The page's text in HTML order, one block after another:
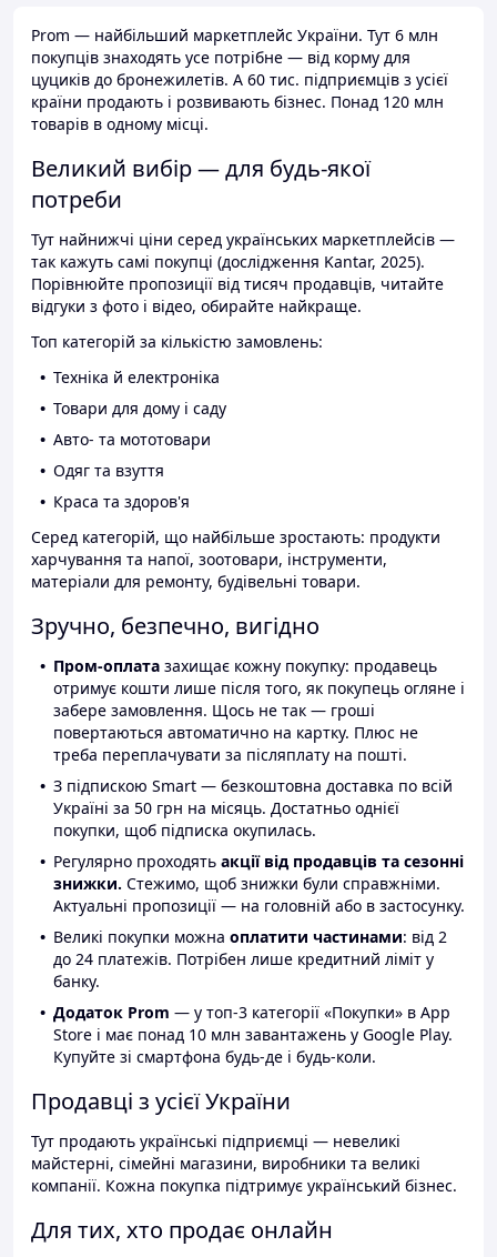
Prom — найбільший маркетплейс України. Тут 6 млн
покупців знаходять усе потрібне — від корму для
цуциків до бронежилетів. А 60 тис. підприємців з усієї
країни продають і розвивають бізнес. Понад 120 млн
товарів в одному місці.
Великий вибір — для будь-якої
потреби
Тут найнижчі ціни серед українських маркетплейсів —
так кажуть самі покупці (дослідження Kantar, 2025).
Порівнюйте пропозиції від тисяч продавців, читайте
відгуки з фото і відео, обирайте найкраще.
Топ категорій за кількістю замовлень:
Техніка й електроніка
Товари для дому і саду
Авто- та мототовари
Одяг та взуття
Краса та здоров'я
Серед категорій, що найбільше зростають: продукти
харчування та напої, зоотовари, інструменти,
матеріали для ремонту, будівельні товари.
Зручно, безпечно, вигідно
Пром-оплата захищає кожну покупку: продавець
отримує кошти лише після того, як покупець огляне і
забере замовлення. Щось не так — гроші
повертаються автоматично на картку. Плюс не
треба переплачувати за післяплату на пошті.
З підпискою Smart — безкоштовна доставка по всій
Україні за 50 грн на місяць. Достатньо однієї
покупки, щоб підписка окупилась.
Регулярно проходять акції від продавців та сезонні
знижки. Стежимо, щоб знижки були справжніми.
Актуальні пропозиції — на головній або в застосунку.
Великі покупки можна оплатити частинами: від 2
до 24 платежів. Потрібен лише кредитний ліміт у
банку.
Додаток Prom — у топ-3 категорії «Покупки» в App
Store і має понад 10 млн завантажень у Google Play.
Купуйте зі смартфона будь-де і будь-коли.
Продавці з усієї України
Тут продають українські підприємці — невеликі
майстерні, сімейні магазини, виробники та великі
компанії. Кожна покупка підтримує український бізнес.
Для тих, хто продає онлайн